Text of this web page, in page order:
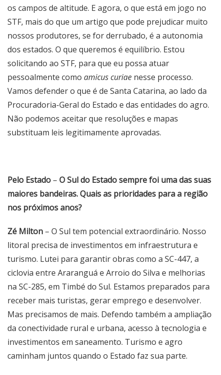
os campos de altitude. E agora, o que está em jogo no
STF, mais do que um artigo que pode prejudicar muito
nossos produtores, se for derrubado, é a autonomia
dos estados. O que queremos é equilíbrio. Estou
solicitando ao STF, para que eu possa atuar
pessoalmente como amicus curiae nesse processo.
Vamos defender o que é de Santa Catarina, ao lado da
Procuradoria-Geral do Estado e das entidades do agro.
Não podemos aceitar que resoluções e mapas
substituam leis legitimamente aprovadas.
Pelo Estado – O Sul do Estado sempre foi uma das suas
maiores bandeiras. Quais as prioridades para a região
nos próximos anos?
Zé Milton – O Sul tem potencial extraordinário. Nosso
litoral precisa de investimentos em infraestrutura e
turismo. Lutei para garantir obras como a SC-447, a
ciclovia entre Araranguá e Arroio do Silva e melhorias
na SC-285, em Timbé do Sul. Estamos preparados para
receber mais turistas, gerar emprego e desenvolver.
Mas precisamos de mais. Defendo também a ampliação
da conectividade rural e urbana, acesso à tecnologia e
investimentos em saneamento. Turismo e agro
caminham juntos quando o Estado faz sua parte.